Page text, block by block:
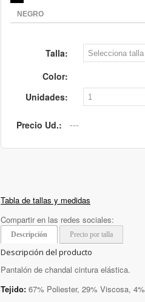
Talla:
Color:
Unidades:
Precio Ud.:
Tabla de tallas y medidas
Compartir en las redes sociales:
Descripción Precio por talla
Descripción del producto
Pantalón de chandal cintura elástica.
Tejido: 67% Poliester, 29% Viscosa,